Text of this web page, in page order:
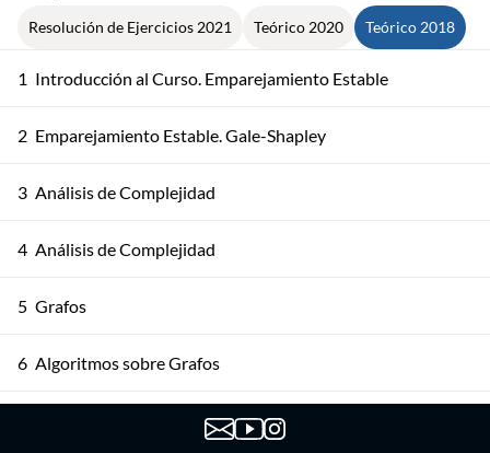
Resolución de Ejercicios 2021 Teórico 2020 Teórico 2018
1 Introducción al Curso. Emparejamiento Estable
2 Emparejamiento Estable. Gale-Shapley
3 Análisis de Complejidad
4 Análisis de Complejidad
5 Grafos
6 Algoritmos sobre Grafos
Algoritmos sobre Grafos Dirigidos